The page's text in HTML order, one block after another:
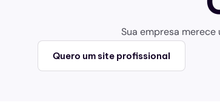
Sua empresa merece
Quero um site profissional